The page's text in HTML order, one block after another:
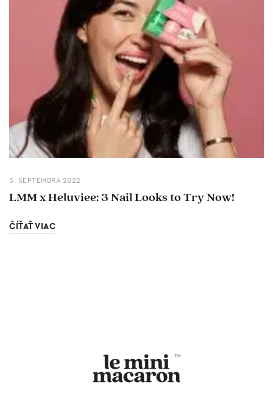
5. SEPTEMBRA 2022
LMM x Heluviee: 3 Nail Looks to Try Now!
ČÍŤAŤ VIAC